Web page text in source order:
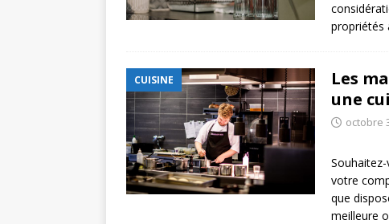
propriétés
CUISINE
Les
une
octobre
votre
que
meilleure